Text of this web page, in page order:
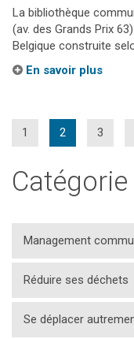
La bibliothèque
(av. des Grands Prix
Belgique construite
En savoir plus
1 2 (current)
3
Catégorie
Management
Réduire ses déchets
Se déplacer